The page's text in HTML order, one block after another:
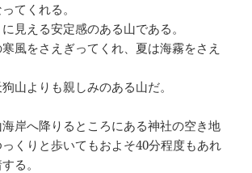
てくれる。
見える安定感のある山である。
風をさえぎってくれ、夏は海霧をさえ
山よりも親しみのある山だ。
岸へ降りるところにある神社の空き地
くりと歩いてもおよそ40分程度もあれ
る。